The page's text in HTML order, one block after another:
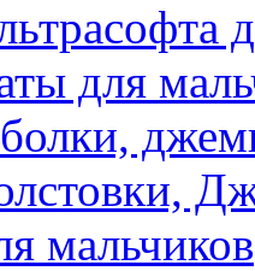
для
мальчиков